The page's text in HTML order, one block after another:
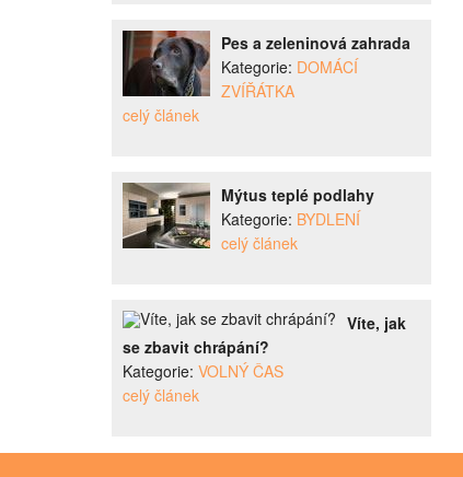
Pes a zeleninová zahrada
Kategorie: DOMÁCÍ
ZVÍŘÁTKA
celý článek
Mýtus teplé podlahy
Kategorie: BYDLENÍ
celý článek
Víte, jak
se zbavit chrápání?
Kategorie: VOLNÝ ČAS
celý článek